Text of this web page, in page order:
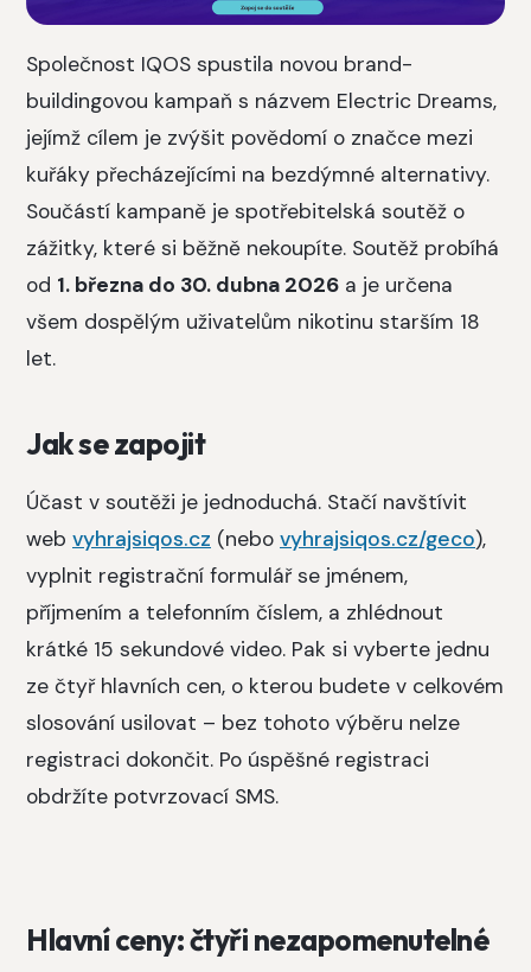
Společnost IQOS spustila novou brand-
buildingovou kampaň s názvem Electric Dreams,
jejímž cílem je zvýšit povědomí o značce mezi
kuřáky přecházejícími na bezdýmné alternativy.
Součástí kampaně je spotřebitelská soutěž o
zážitky, které si běžně nekoupíte. Soutěž probíhá
od 1. března do 30. dubna 2026 a je určena
všem dospělým uživatelům nikotinu starším 18
let.
Jak se zapojit
Účast v soutěži je jednoduchá. Stačí navštívit
web vyhrajsiqos.cz (nebo vyhrajsiqos.cz/geco),
vyplnit registrační formulář se jménem,
příjmením a telefonním číslem, a zhlédnout
krátké 15 sekundové video. Pak si vyberte jednu
ze čtyř hlavních cen, o kterou budete v celkovém
slosování usilovat – bez tohoto výběru nelze
registraci dokončit. Po úspěšné registraci
obdržíte potvrzovací SMS.
Hlavní ceny: čtyři nezapomenutelné